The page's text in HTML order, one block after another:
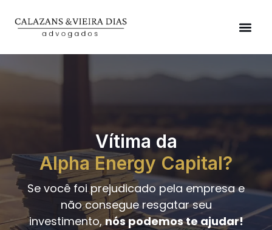
Vítima da
Alpha Energy Capital?
Se você foi prejudicado pela empresa e
não consegue resgatar seu
investimento,nós podemos te ajudar!